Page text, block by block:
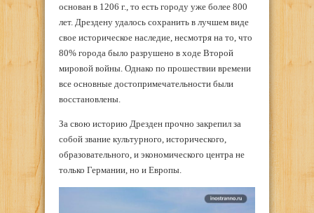
основан в 1206 г., то есть городу уже более 800
лет. Дрездену удалось сохранить в лучшем виде
свое историческое наследие, несмотря на то, что
80% города было разрушено в ходе Второй
мировой войны. Однако по прошествии времени
все основные достопримечательности были
восстановлены.
За свою историю Дрезден прочно закрепил за
собой звание культурного, исторического,
образовательного, и экономического центра не
только Германии, но и Европы.